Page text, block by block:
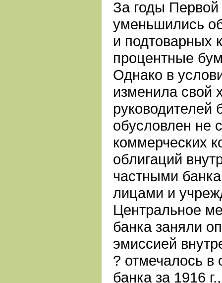
За годы
уменьшились
и подтоварных
процентные
Однако в
изменила свой
руководителей
обусловлен не
коммерческих
облигаций
частными
лицами и
Центральное
банка заняли
эмиссией
? отмечалось в
банка за 1916